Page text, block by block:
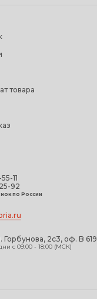
11
92
по России
Горбунова, 2с3, оф. B 619
с 09:00 - 18:00 (МСК)
товара